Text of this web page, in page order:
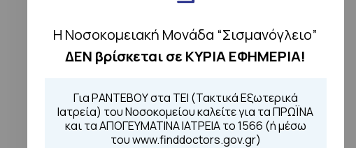
Η Νοσοκομειακή Μονάδα “Σισμανόγλειο”
ΔΕΝ βρίσκεται σε ΚΥΡΙΑ ΕΦΗΜΕΡΙΑ!
Για ΡΑΝΤΕΒΟΥ στα ΤΕΙ (Τακτικά Εξωτερικά
Ιατρεία) του Νοσοκομείου καλείτε για τα ΠΡΩΪΝΑ
και τα ΑΠΟΓΕΥΜΑΤΙΝΑ ΙΑΤΡΕΙΑ το 1566 (ή μέσω
του www.finddoctors.gov.gr)